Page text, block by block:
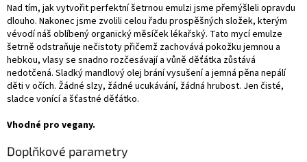
Nad tím, jak vytvořit perfektní šetrnou emulzi jsme přemýšleli opravdu
dlouho. Nakonec jsme zvolili celou řadu prospěšných složek, kterým
vévodí náš oblíbený organický měsíček lékařský. Tato mycí emulze
šetrně odstraňuje nečistoty přičemž zachovává pokožku jemnou a
hebkou, vlasy se snadno rozčesávají a vůně děťátka zůstává
nedotčená. Sladký mandlový olej brání vysušení a jemná pěna nepálí
děti v očích. Žádné slzy, žádné ucukávání, žádná hrubost. Jen čisté,
sladce vonící a šťastné děťátko.
Vhodné pro vegany.
Doplňkové parametry